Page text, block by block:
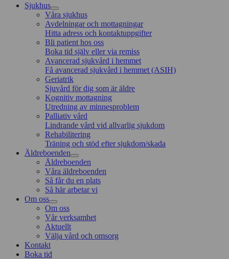
Sjukhus
Våra sjukhus
Avdelningar och mottagningar
Hitta adress och kontaktuppgifter
Bli patient hos oss
Boka tid själv eller via remiss
Avancerad sjukvård i hemmet
Få avancerad sjukvård i hemmet (ASIH)
Geriatrik
Sjuvård för dig som är äldre
Kognitiv mottagning
Utredning av minnesproblem
Palliativ vård
Lindrande vård vid allvarlig sjukdom
Rehabilitering
Träning och stöd efter sjukdom/skada
Äldreboenden
Äldreboenden
Våra äldreboenden
Så får du en plats
Så här arbetar vi
Om oss
Om oss
Vår verksamhet
Aktuellt
Välja vård och omsorg
Kontakt
Boka tid